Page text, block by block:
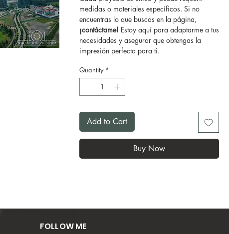
medidas o materiales específicos. Si no
encuentras lo que buscas en la página,
¡contáctame! Estoy aquí para adaptarme a tus
necesidades y asegurar que obtengas la
impresión perfecta para ti.
Quantity *
Add to Cart
Buy Now
FOLLOW ME